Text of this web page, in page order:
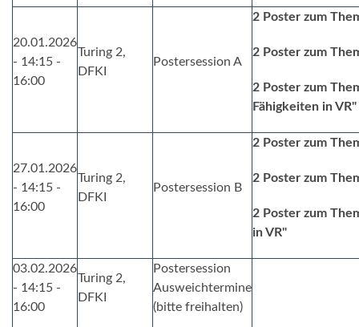
20.01.2026
- 14:15 -
16:00
Turing 2,
DFKI
Postersession A
2 Poster zum
2 Poster zum
2 Poster zum
Fähigkeiten in VR"
27.01.2026
- 14:15 -
16:00
Turing 2,
DFKI
Postersession B
2 Poster zum
2 Poster zum
2 Poster zum
in VR"
03.02.2026
- 14:15 -
16:00
Turing 2,
DFKI
Postersession
Ausweichtermine
(bitte freihalten)